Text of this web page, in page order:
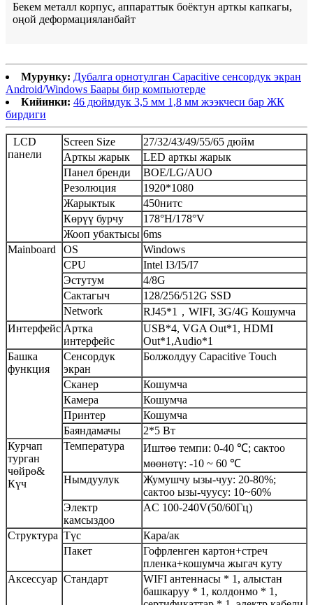
Бекем металл корпус, аппараттык боёктун арткы капкагы,
оңой деформацияланбайт
Мурунку: Дубалга орнотулган Capacitive сенсордук экран
Android/Windows Баары бир компьютерде
Кийинки: 46 дюймдук 3,5 мм 1,8 мм жээкчеси бар ЖК
бирдиги
LCD
панели
Screen Size
27/32/43/49/55/65 дюйм
Арткы жарык
LED арткы жарык
Панел бренди
BOE/LG/AUO
Резолюция
1920*1080
Жарыктык
450нитс
Көрүү бурчу
178°H/178°V
Жооп убактысы 6ms
Mainboard
OS
Windows
CPU
Intel I3/I5/I7
Эстутум
4/8G
Сактагыч
128/256/512G SSD
Network
RJ45*1，WIFI, 3G/4G Кошумча
Интерфейс Артка
интерфейс
USB*4, VGA Out*1, HDMI
Out*1,Audio*1
Башка
функция
Сенсордук
экран
Болжолдуу Capacitive Touch
Сканер
Кошумча
Камера
Кошумча
Принтер
Кошумча
Баяндамачы
2*5 Вт
Курчап
турган
чөйрө&
Күч
Температура
Иштөө темпи: 0-40 ℃; сактоо
мөөнөтү: -10 ~ 60 ℃
Нымдуулук
Жумушчу ызы-чуу: 20-80%;
сактоо ызы-чуусу: 10~60%
Электр
камсыздоо
AC 100-240V(50/60Гц)
Структура Түс
Кара/ак
Пакет
Гофрленген картон+стреч
пленка+кошумча жыгач куту
Аксессуар Стандарт
WIFI антеннасы * 1, алыстан
башкаруу * 1, колдонмо * 1,